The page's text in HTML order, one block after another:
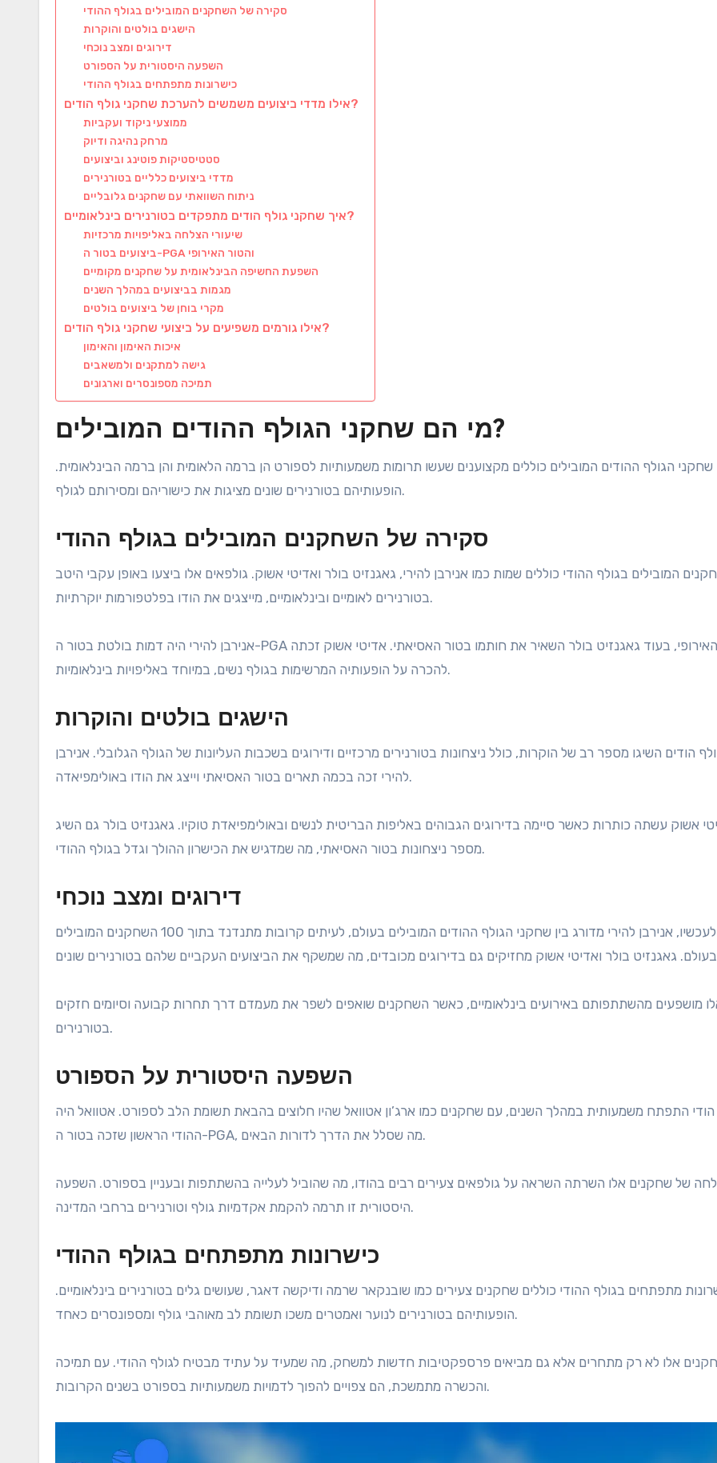
סקירה של השחקנים המובילים בגולף ההודי
הישגים בולטים והוקרות
דירוגים ומצב נוכחי
השפעה היסטורית על הספורט
כישרונות מתפתחים בגולף ההודי
אילו מדדי ביצועים משמשים להערכת שחקני גולף הודים?
ממוצעי ניקוד ועקביות
מרחק נהיגה ודיוק
סטטיסטיקות פוטינג וביצועים
מדדי ביצועים כלליים בטורנירים
ניתוח השוואתי עם שחקנים גלובליים
איך שחקני גולף הודים מתפקדים בטורנירים בינלאומיים?
שיעורי הצלחה באליפויות מרכזיות
ביצועים בטור ה-PGA והטור האירופי
השפעת החשיפה הבינלאומית על שחקנים מקומיים
מגמות בביצועים במהלך השנים
מקרי בוחן של ביצועים בולטים
אילו גורמים משפיעים על ביצועי שחקני גולף הודים?
איכות האימון והאימון
גישה למתקנים ולמשאבים
תמיכה מספונסרים וארגונים
מי הם שחקני הגולף ההודים המובילים?
שחקני הגולף ההודים המובילים כוללים מקצוענים שעשו תרומות משמעותיות לספורט הן ברמה הלאומית והן ברמה הבינלאומית.
הופעותיהם בטורנירים שונים מציגות את כישוריהם ומסירותם לגולף.
סקירה של השחקנים המובילים בגולף ההודי
המובילים בגולף ההודי כוללים שמות כמו אנירבן להירי, גאגנזיט בולר ואדיטי אשוק. גולפאים אלו ביצעו באופן עקבי היטב
בטורנירים לאומיים ובינלאומיים, מייצגים את הודו בפלטפורמות יוקרתיות.
אנירבן להירי היה דמות בולטת בטור ה-PGA ובטור האירופי, בעוד גאגנזיט בולר השאיר את חותמו בטור האסיאתי. אדיטי אשוק זכתה
להכרה על הופעותיה המרשימות בגולף נשים, במיוחד באליפויות בינלאומיות.
הישגים בולטים והוקרות
הודים השיגו מספר רב של הוקרות, כולל ניצחונות בטורנירים מרכזיים ודירוגים בשכבות העליונות של הגולף הגלובלי. אנירבן
להירי זכה בכמה תארים בטור האסיאתי וייצג את הודו באולימפיאדה.
אשוק עשתה כותרות כאשר סיימה בדירוגים הגבוהים באליפות הבריטית לנשים ובאולימפיאדת טוקיו. גאגנזיט בולר גם השיג
מספר ניצחונות בטור האסיאתי, מה שמדגיש את הכישרון ההולך וגדל בגולף ההודי.
דירוגים ומצב נוכחי
נכון לעכשיו, אנירבן להירי מדורג בין שחקני הגולף ההודים המובילים בעולם, לעיתים קרובות מתנדנד בתוך 100 השחקנים המובילים
מושפעים מהשתתפותם באירועים בינלאומיים, כאשר השחקנים שואפים לשפר את מעמדם דרך תחרות קבועה וסיומים חזקים
בטורנירים.
השפעה היסטורית על הספורט
הודי התפתח משמעותית במהלך השנים, עם שחקנים כמו ארג’ון אטוואל שהיו חלוצים בהבאת תשומת הלב לספורט. אטוואל היה
ההודי הראשון שזכה בטור ה-PGA, מה שסלל את הדרך לדורות הבאים.
של שחקנים אלו השרתה השראה על גולפאים צעירים רבים בהודו, מה שהוביל לעלייה בהשתתפות ובעניין בספורט. השפעה
היסטורית זו תרמה להקמת אקדמיות גולף וטורנירים ברחבי המדינה.
כישרונות מתפתחים בגולף ההודי
מתפתחים בגולף ההודי כוללים שחקנים צעירים כמו שובנקאר שרמה ודיקשה דאגר, שעושים גלים בטורנירים בינלאומיים.
הופעותיהם בטורנירים לנוער ואמטרים משכו תשומת לב מאוהבי גולף ומספונסרים כאחד.
אלו לא רק מתחרים אלא גם מביאים פרספקטיבות חדשות למשחק, מה שמעיד על עתיד מבטיח לגולף ההודי. עם תמיכה
והכשרה מתמשכת, הם צפויים להפוך לדמויות משמעותיות בספורט בשנים הקרובות.